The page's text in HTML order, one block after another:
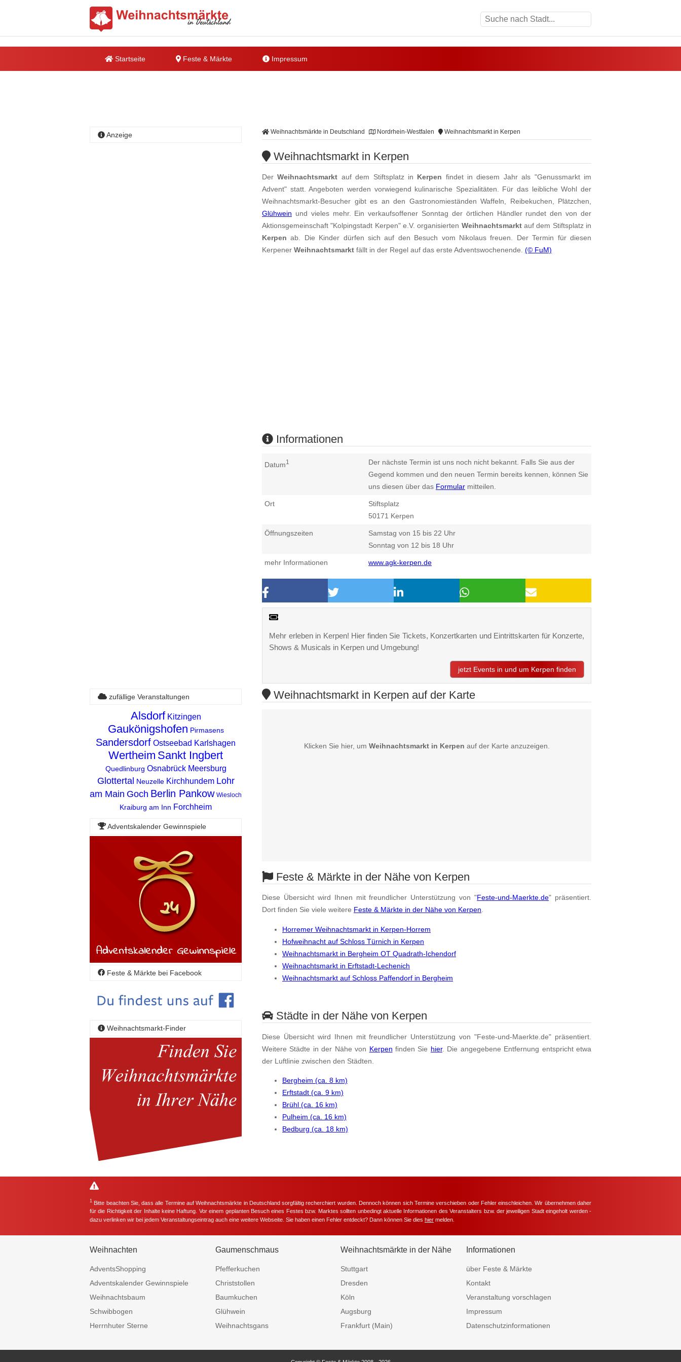
Startseite Feste & Märkte Impressum
Weihnachtsmärkte in Deutschland Nordrhein-Westfalen Weihnachtsmarkt in Kerpen
Weihnachtsmarkt in Kerpen
DerWeihnachtsmarkt auf dem Stiftsplatz in Kerpen findet in diesem Jahr als "Genussmarkt im
Advent" statt. Angeboten werden vorwiegend kulinarische Spezialitäten. Für das leibliche Wohl der
Weihnachtsmarkt-Besucher gibt es an den Gastronomieständen Waffeln, Reibekuchen, Plätzchen,
Glühwein und vieles mehr. Ein verkaufsoffener Sonntag der örtlichen Händler rundet den von der
Aktionsgemeinschaft "Kolpingstadt Kerpen" e.V. organisierten Weihnachtsmarktauf dem Stiftsplatz in
Kerpen ab. Die Kinder dürfen sich auf den Besuch vom Nikolaus freuen. Der Termin für diesen
Kerpener Weihnachtsmarkt fällt in der Regel auf das erste Adventswochenende. (© FuM)
Informationen
Datum1
Der nächste Termin ist uns noch nicht bekannt. Falls Sie aus der
Gegend kommen und den neuen Termin bereits kennen, können Sie
uns diesen über das Formular mitteilen.
Ort
Stiftsplatz
50171 Kerpen
Öffnungszeiten
Samstag von 15 bis 22 Uhr
Sonntag von 12 bis 18 Uhr
mehr Informationen www.agk-kerpen.de
Mehr erleben in Kerpen! Hier finden Sie Tickets, Konzertkarten und Eintrittskarten für Konzerte,
Shows & Musicals in Kerpen und Umgebung!
jetzt Events in und um Kerpen finden
Anzeige
Weihnachtsmarkt in Kerpen auf der Karte
Klicken Sie hier, um Weihnachtsmarkt in Kerpen auf der Karte anzuzeigen.
Feste & Märkte in der Nähe von Kerpen
Diese Übersicht wird Ihnen mit freundlicher Unterstützung von "Feste-und-Maerkte.de" präsentiert.
Dort finden Sie viele weitere Feste & Märkte in der Nähe von Kerpen.
Horremer Weihnachtsmarkt in Kerpen-Horrem
Hofweihnacht auf Schloss Türnich in Kerpen
Weihnachtsmarkt in Bergheim OT Quadrath-Ichendorf
Weihnachtsmarkt in Erftstadt-Lechenich
Weihnachtsmarkt auf Schloss Paffendorf in Bergheim
Städte in der Nähe von Kerpen
Diese Übersicht wird Ihnen mit freundlicher Unterstützung von "Feste-und-Maerkte.de" präsentiert.
Weitere Städte in der Nähe von Kerpen finden Sie hier. Die angegebene Entfernung entspricht etwa
der Luftlinie zwischen den Städten.
Bergheim (ca. 8 km)
Erftstadt (ca. 9 km)
Brühl (ca. 16 km)
Pulheim (ca. 16 km)
Bedburg (ca. 18 km)
zufällige Veranstaltungen
Alsdorf Kitzingen
Gaukönigshofen Pirmasens
Sandersdorf Ostseebad Karlshagen
Wertheim Sankt Ingbert
Quedlinburg Osnabrück Meersburg
Glottertal Neuzelle Kirchhundem Lohr
am Main Goch Berlin Pankow Wiesloch
Kraiburg am Inn Forchheim
Adventskalender Gewinnspiele
Feste & Märkte bei Facebook
Weihnachtsmarkt-Finder
1 Bitte beachten Sie, dass alle Termine auf Weihnachtsmärkte in Deutschland sorgfältig recherchiert wurden. Dennoch können sich Termine verschieben oder Fehler einschleichen. Wir übernehmen daher
für die Richtigkeit der Inhalte keine Haftung. Vor einem geplanten Besuch eines Festes bzw. Marktes sollten unbedingt aktuelle Informationen des Veranstalters bzw. der jeweiligen Stadt eingeholt werden -
dazu verlinken wir bei jedem Veranstaltungseintrag auch eine weitere Webseite. Sie haben einen Fehler entdeckt? Dann können Sie dies hier melden.
Weihnachten
AdventsShopping
Adventskalender Gewinnspiele
Weihnachtsbaum
Schwibbogen
Herrnhuter Sterne
Gaumenschmaus
Pfefferkuchen
Christstollen
Baumkuchen
Glühwein
Weihnachtsgans
Weihnachtsmärkte in der Nähe
Stuttgart
Dresden
Köln
Augsburg
Frankfurt (Main)
Informationen
über Feste & Märkte
Kontakt
Veranstaltung vorschlagen
Impressum
Datenschutzinformationen